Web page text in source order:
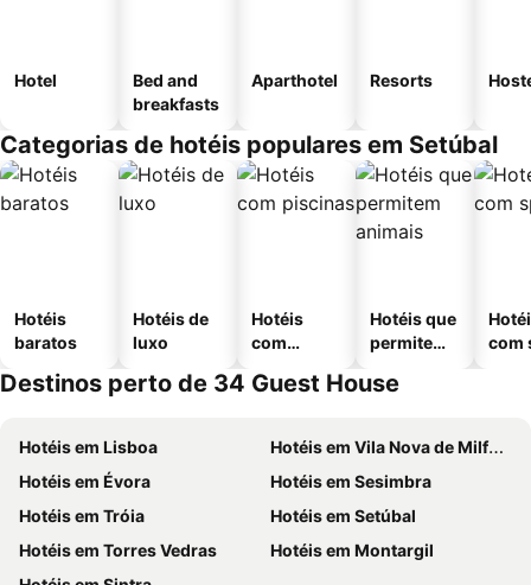
Hotel
Bed and
breakfasts
Aparthotel Resorts
Categorias de hotéis populares em Setúbal
Hotéis
baratos
Hotéis de
luxo
Hotéis
com
Hotéis que
permitem
com
Destinos perto de 34 Guest House
Hotéis em Lisboa
Hotéis em Vila Nova de Milfontes
Hotéis em Évora
Hotéis em Sesimbra
Hotéis em Tróia
Hotéis em Setúbal
Hotéis em Torres Vedras
Hotéis em Montargil